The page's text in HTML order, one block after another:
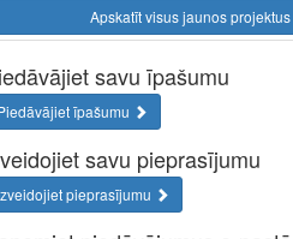
Apskatīt visus jaunos projektus
savu īpašumu
īpašumu
savu pieprasījumu
pieprasījumu